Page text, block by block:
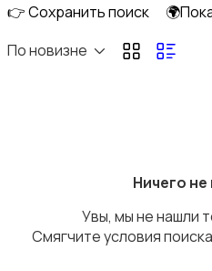
Оформление интерьера
👉 Сохранить поиск
По новизне
Ничего
Увы, мы не нашли
Смягчите условия